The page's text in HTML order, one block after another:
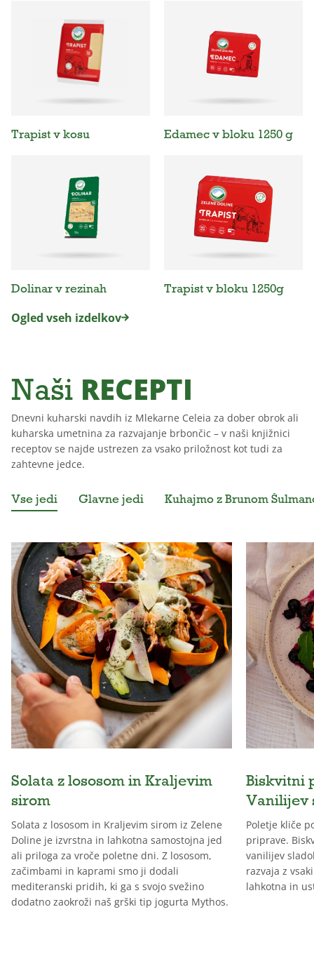
Trapist v kosu Edamec v bloku 1250 g
Dolinar v rezinah
Trapist v bloku 1250g
Ogled vseh izdelkov
Naši RECEPTI
Dnevni kuharski navdih iz Mlekarne Celeia za dober obrok ali
kuharska umetnina za razvajanje brbončic – v naši knjižnici
receptov se najde ustrezen za vsako priložnost kot tudi za
zahtevne jedce.
Vse jedi Glavne jedi Kuhajmo z Brunom
Solata z lososom in Kraljevim
sirom
Solata z lososom in Kraljevim sirom iz Zelene
Doline je izvrstna in lahkotna samostojna jed
ali priloga za vroče poletne dni. Z lososom,
začimbami in kaprami smo ji dodali
mediteranski pridih, ki ga s svojo svežino
dodatno zaokroži naš grški tip jogurta Mythos.
Biskvitni
Vanilijev
Poletje kliče
priprave.
vanilijev
razvaja z
lahkotna in